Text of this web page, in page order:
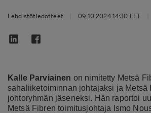
Lehdistötiedotteet 09.10.2024 14:30 EET
Kalle Parviainen on nimitetty Metsä
sahaliiketoiminnan johtajaksi ja Metsä
johtoryhmän jäseneksi. Hän raportoi
Metsä Fibren toimitusjohtaja Ismo